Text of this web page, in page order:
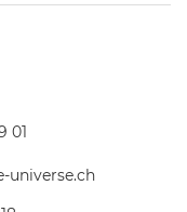
01
universe.ch